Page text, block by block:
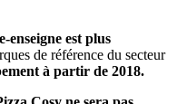
enseigne est plus
de référence du secteur
à partir de 2018.